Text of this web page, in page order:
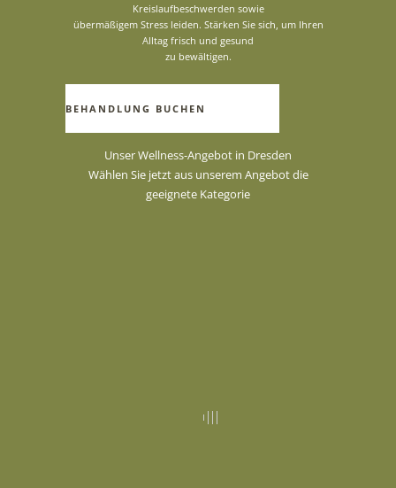
Kreislaufbeschwerden sowie
übermäßigem Stress leiden. Stärken Sie sich, um Ihren
Alltag frisch und gesund
zu bewältigen.
BEHANDLUNG BUCHEN
Unser Wellness-Angebot in Dresden
Wählen Sie jetzt aus unserem Angebot die
geeignete Kategorie